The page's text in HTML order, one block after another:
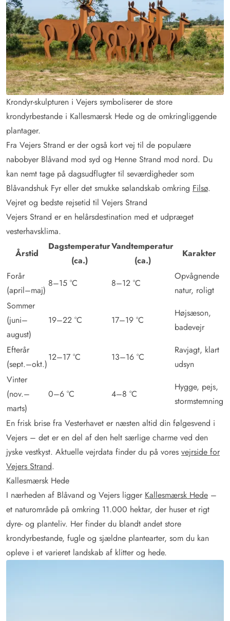
Krondyr-skulpturen i Vejers symboliserer de store
krondyrbestande i Kallesmærsk Hede og de omkringliggende
plantager.
Fra Vejers Strand er der også kort vej til de populære
nabobyer Blåvand mod syd og Henne Strand mod nord. Du
kan nemt tage på dagsudflugter til seværdigheder som
Blåvandshuk Fyr eller det smukke sølandskab omkring Filsø.
Vejret og bedste rejsetid til Vejers Strand
Vejers Strand er en helårsdestination med et udpræget
vesterhavsklima.
Årstid
Dagstemperatur
(ca.)
Vandtemperatur
(ca.)
Karakter
Forår
(april–maj)
8–15 °C 8–12 °C
Opvågnende
natur, roligt
Sommer
(juni–
august)
19–22 °C 17–19 °C
Højsæson,
badevejr
Efterår
(sept.–okt.)
12–17 °C 13–16 °C
Ravjagt, klart
udsyn
Vinter
(nov.–
marts)
0–6 °C 4–8 °C
Hygge, pejs,
stormstemning
En frisk brise fra Vesterhavet er næsten altid din følgesvend i
Vejers – det er en del af den helt særlige charme ved den
jyske vestkyst. Aktuelle vejrdata finder du på vores vejrside for
Vejers Strand.
Kallesmærsk Hede
I nærheden af Blåvand og Vejers ligger Kallesmærsk Hede –
et naturområde på omkring 11.000 hektar, der huser et rigt
dyre- og planteliv. Her finder du blandt andet store
krondyrbestande, fugle og sjældne plantearter, som du kan
opleve i et varieret landskab af klitter og hede.